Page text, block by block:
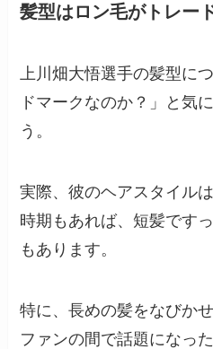
髪型はロン毛がトレー
上川畑大悟選手の髪型に
ドマークなのか？」と気
う。
実際、彼のヘアスタイル
時期もあれば、短髪です
もあります。
特に、長めの髪をなびか
ファンの間で話題になっ